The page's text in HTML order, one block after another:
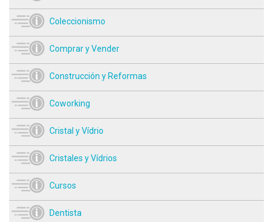
Coleccionismo
Comprar y Vender
Construcción y Reformas
Coworking
Cristal y Vídrio
Cristales y Vídrios
Cursos
Dentista